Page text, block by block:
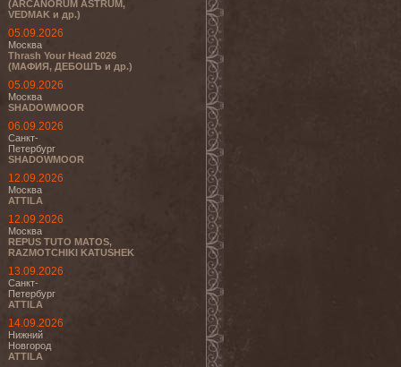
(ARCANORUM ASTRUM,
VEDMAK и др.)
05.09.2026
Москва
Thrash Your Head 2026
(МАФИЯ, ДЕБОШЪ и др.)
05.09.2026
Москва
SHADOWMOOR
06.09.2026
Санкт-
Петербург
SHADOWMOOR
12.09.2026
Москва
ATTILA
12.09.2026
Москва
REPUS TUTO MATOS,
RAZMOTCHIKI KATUSHEK
13.09.2026
Санкт-
Петербург
ATTILA
14.09.2026
Нижний
Новгород
ATTILA